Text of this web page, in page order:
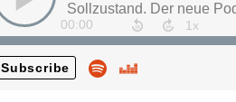
00:00
Subscribe